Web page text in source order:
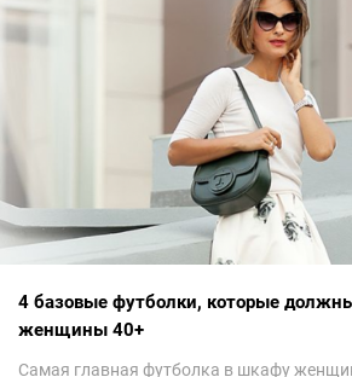
4 базовые футболки, которые
женщины 40+
Самая главная футболка в шкафу